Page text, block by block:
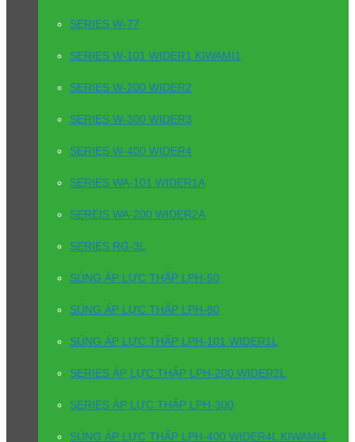
SERIES W-77
SERIES W-101 WIDER1 KIWAMI1
SERIES W-200 WIDER2
SERIES W-300 WIDER3
SERIES W-400 WIDER4
SERIES WA-101 WIDER1A
SEREIS WA-200 WIDER2A
SERIES RG-3L
SÚNG ÁP LỰC THẤP LPH-50
SÚNG ÁP LỰC THẤP LPH-80
SÚNG ÁP LỰC THẤP LPH-101 WIDER1L
SERIES ÁP LỰC THẤP LPH-200 WIDER2L
SERIES ÁP LỰC THẤP LPH-300
SÚNG ÁP LỰC THẤP LPH-400 WIDER4L KIWAMI4